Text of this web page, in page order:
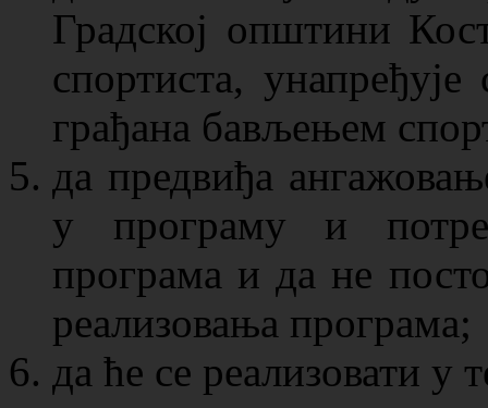
Градској општини
спортиста,
грађана бављењем
да предвиђа
у програму и
програма и да не
реализовања програма;
да ће се реализовати у